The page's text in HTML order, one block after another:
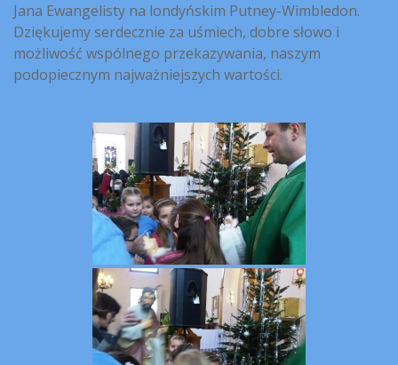
Jana Ewangelisty na londyńskim Putney-Wimbledon.
Dziękujemy serdecznie za uśmiech, dobre słowo i
możliwość wspólnego przekazywania, naszym
podopiecznym najważniejszych wartości.